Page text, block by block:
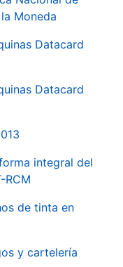
Moneda
Datacard
Datacard
integral del
RCM
de tinta en
y cartelería